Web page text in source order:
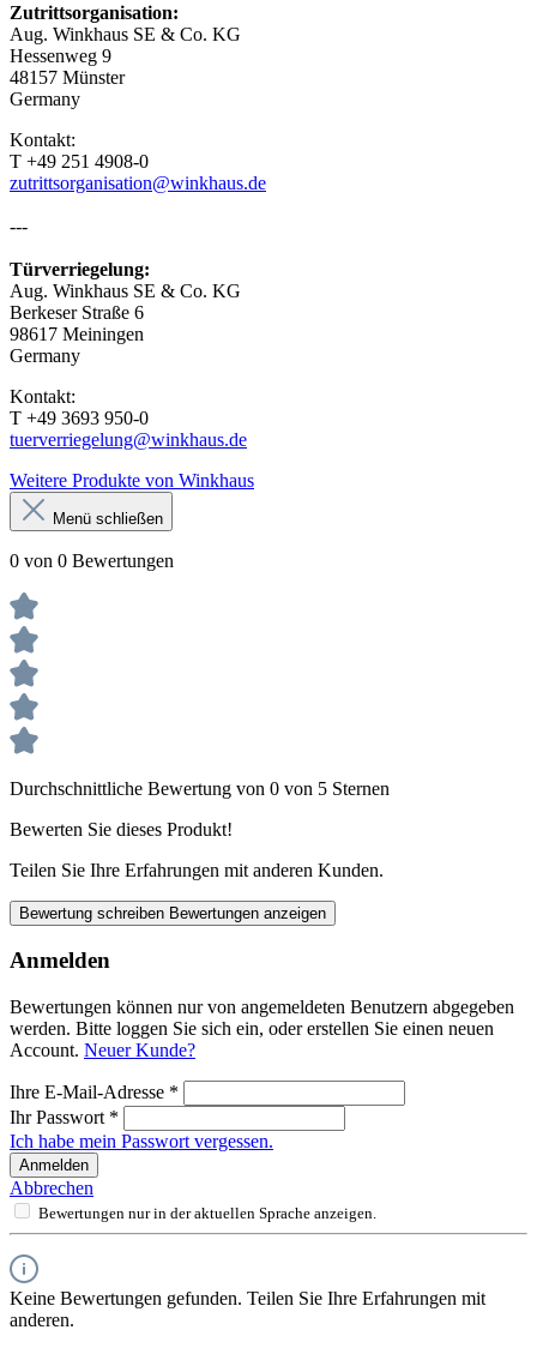
Zutrittsorganisation:
Aug. Winkhaus SE & Co. KG
Hessenweg 9
48157 Münster
Germany
Kontakt:
T +49 251 4908-0
zutrittsorganisation@winkhaus.de
---
Türverriegelung:
Aug. Winkhaus SE & Co. KG
Berkeser Straße 6
98617 Meiningen
Germany
Kontakt:
T +49 3693 950-0
tuerverriegelung@winkhaus.de
Weitere Produkte von Winkhaus
Menü schließen
0 von 0 Bewertungen
Durchschnittliche Bewertung von 0 von 5 Sternen
Bewerten Sie dieses Produkt!
Teilen Sie Ihre Erfahrungen mit anderen Kunden.
Bewertung schreiben Bewertungen anzeigen
Anmelden
Bewertungen können nur von angemeldeten Benutzern abgegeben
werden. Bitte loggen Sie sich ein, oder erstellen Sie einen neuen
Account. Neuer Kunde?
Ihre E-Mail-Adresse *
Ihr Passwort *
Ich habe mein Passwort vergessen.
Anmelden
Abbrechen
Bewertungen nur in der aktuellen Sprache anzeigen.
Keine Bewertungen gefunden. Teilen Sie Ihre Erfahrungen mit
anderen.